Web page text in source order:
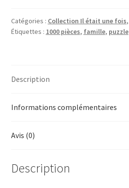
de
Noël
Catégories : Collection Il était une fois,
Étiquettes : 1000 pièces, famille, puzzle
Description
Informations complémentaires
Avis (0)
Description